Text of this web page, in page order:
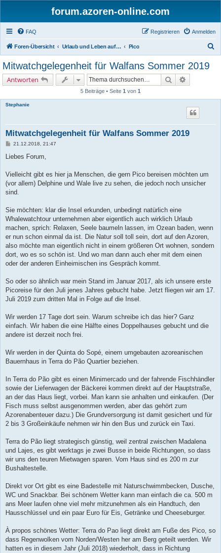
forum.azoren-online.com
FAQ Anmelden
Registrieren
Foren-Übersicht Urlaub und Leben auf den Azoren - Insel für Insel Pico
Mitwatchgelegenheit für Walfans Sommer 2019
Antworten Suche
5 Beiträge • Seite 1 von 1
Stephanie
Mitwatchgelegenheit für Walfans Sommer 2019
B
i
a
21.12.2018, 21:47
Liebes Forum,
Vielleicht gibt es hier ja Menschen, die gern Pico bereisen möchten um
(vor allem) Delphine und Wale live zu sehen, die jedoch noch unsicher
sind.
Sie möchten: klar die Insel erkunden, unbedingt natürlich eine
Whalewatchtour unternehmen aber eigentlich auch wirklich Urlaub
machen, sprich: Relaxen, Seele baumeln lassen, im Ozean baden, wenn
er nun schon einmal da ist. Die Natur soll toll sein, dort auf den Azoren,
also möchte man eigentlich nicht in einem größeren Ort wohnen, sondern
dort, wo es so schön ist. Und wo man dann auch eher mit dem einen
oder der anderen Einheimischen ins Gespräch kommt.
So oder so ähnlich war mein Stand im Januar 2017, als ich unsere erste
Picoreise für den Juli jenes Jahres gebucht habe. Jetzt fliegen wir am 17.
Juli 2019 zum dritten Mal in Folge auf die Insel.
Wir werden 17 Tage dort sein. Warum schreibe ich das hier? Ganz
einfach. Wir haben die eine Hälfte eines Doppelhauses gebucht und die
andere ist derzeit noch frei.
Wir werden in der Quinta do Sopé, einem umgebauten azoreanischen
Bauernhaus in Terra do Pão Quartier beziehen.
In Terra do Pão gibt es einen Minimercado und der fahrende Fischhändler
sowie der Lieferwagen der Bäckerei kommen direkt auf der Hauptstraße,
an der das Haus liegt, vorbei. Man kann sie anhalten und einkaufen. (Der
Fisch muss selbst ausgenommen werden, aber das gehört zum
Azorenabenteuer dazu.) Die Grundversorgung ist damit gesichert und für
2 bis 3 Großeinkäufe nehmen wir hin den Bus und zurück ein Taxi.
Terra do Pão liegt strategisch günstig, weil zentral zwischen Madalena
und Lajes, es gibt werktags je zwei Busse in beide Richtungen, so dass
wir uns den teuren Mietwagen sparen. Vom Haus sind es 200 m zur
Bushaltestelle.
Direkt vor Ort gibt es eine Badestelle mit Naturschwimmbecken, Dusche,
WC und Snackbar. Bei schönem Wetter kann man einfach die ca. 500 m
ans Meer laufen ohne viel mehr mitzunehmen als ein Handtuch, den
Hausschlüssel und ein paar Euro für Eis, Getränke und Cheeseburger.
À propos schönes Wetter: Terra do Pao liegt direkt am Fuße des Pico, so
dass Regenwolken vom Norden/Westen her am Berg geteilt werden. Wir
hatten es in diesem Jahr (Juli 2018) wiederholt, dass in Richtung